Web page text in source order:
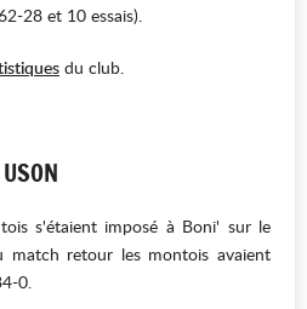
28 et 10 essais).
du club.
s'étaient imposé à Boni' sur le
match retour les montois avaient
0.